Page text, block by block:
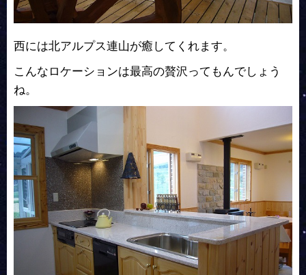
西には北アルプス連山が癒してくれます。
こんなロケーションは最高の贅沢ってもんでしょう
ね。